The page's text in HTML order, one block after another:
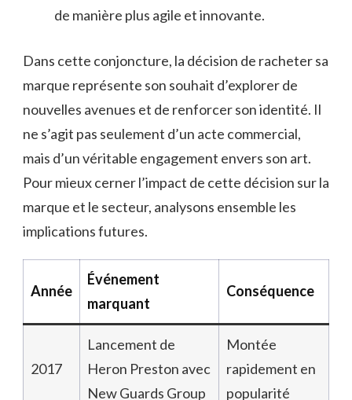
de manière plus agile et innovante.
Dans cette conjoncture, la décision de racheter sa
marque représente son souhait d’explorer de
nouvelles avenues et de renforcer son identité. Il
ne s’agit pas seulement d’un acte commercial,
mais d’un véritable engagement envers son art.
Pour mieux cerner l’impact de cette décision sur la
marque et le secteur, analysons ensemble les
implications futures.
Année
Événement
marquant
Conséquence
2017
Lancement de
Heron Preston avec
New Guards Group
Montée
rapidement en
popularité